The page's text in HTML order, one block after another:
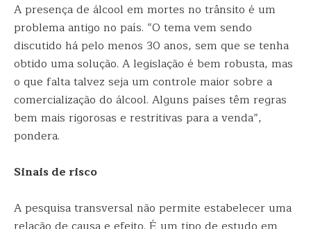
A presença de álcool em mortes no trânsito é um
problema antigo no país. “O tema vem sendo
discutido há pelo menos 30 anos, sem que se tenha
obtido uma solução. A legislação é bem robusta, mas
o que falta talvez seja um controle maior sobre a
comercialização do álcool. Alguns países têm regras
bem mais rigorosas e restritivas para a venda”,
pondera.
Sinais de risco
A pesquisa transversal não permite estabelecer uma